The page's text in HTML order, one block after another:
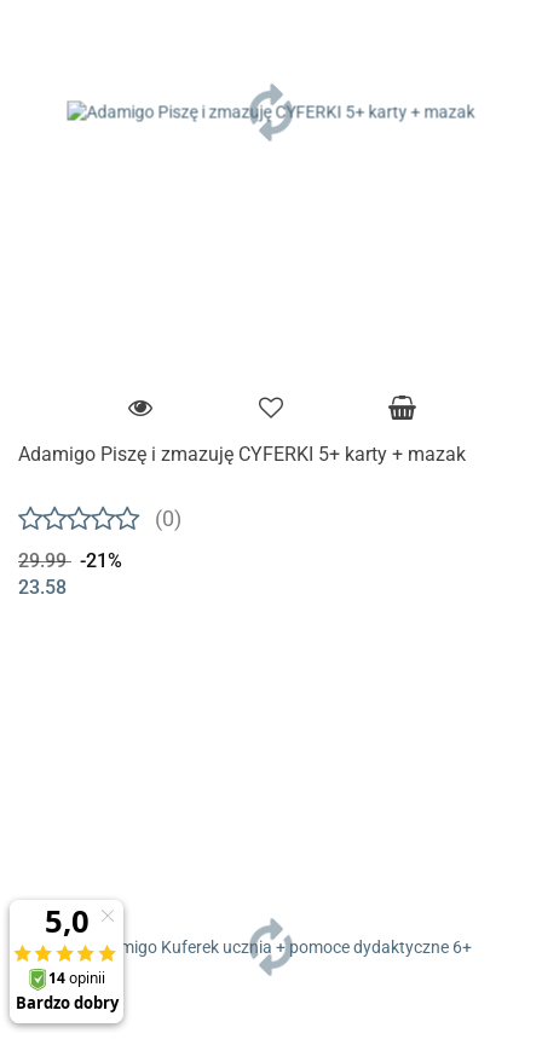
Adamigo Piszę i zmazuję CYFERKI 5+ karty + mazak
(0)
29.99 -21%
23.58